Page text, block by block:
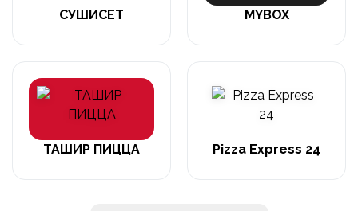
СУШИСЕТ MYBOX
ТАШИР ПИЦЦА Pizza Express 24